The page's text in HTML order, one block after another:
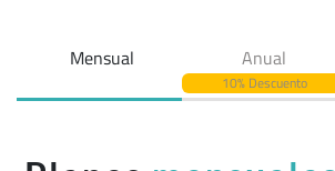
Mensual Anual
10% Descuento